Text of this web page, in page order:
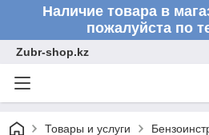
Наличие товара в
пожалуйста по
Zubr-shop.kz
Товары и услуги